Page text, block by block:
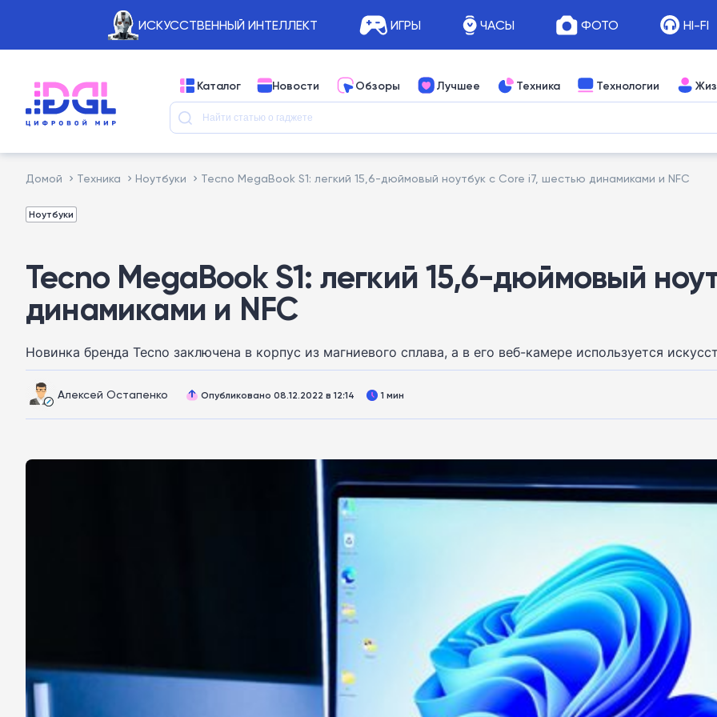
ИСКУССТВЕННЫЙ ИНТЕЛЛЕКТ ИГРЫ ЧАСЫ ФОТО HI-FI
Каталог Новости Обзоры Лучшее Техника Технологии
Домой Техника Ноутбуки Tecno MegaBook S1: легкий 15,6-дюймовый ноутбук с Core i7, шестью динамиками и NFC
Ноутбуки
Tecno MegaBook S1: легкий 15,6-дюймовый
динамиками и NFC
Новинка бренда Tecno заключена в корпус из магниевого сплава, а в его веб-камере используется
Алексей Остапенко Опубликовано 08.12.2022 в 12:14 1 мин